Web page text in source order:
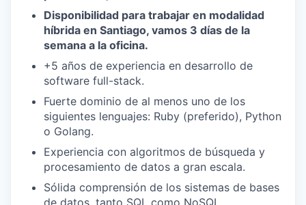
Disponibilidad para trabajar en modalidad
híbrida en Santiago, vamos 3 días de la
semana a la oficina.
+5 años de experiencia en desarrollo de
software full-stack.
Fuerte dominio de al menos uno de los
siguientes lenguajes: Ruby (preferido), Python
o Golang.
Experiencia con algoritmos de búsqueda y
procesamiento de datos a gran escala.
Sólida comprensión de los sistemas de bases